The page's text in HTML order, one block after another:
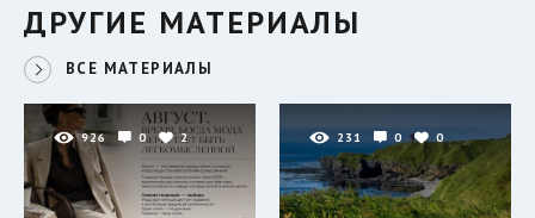
ДРУГИЕ МАТЕРИАЛЫ
ВСЕ МАТЕРИАЛЫ
926 0 2 231 0 0